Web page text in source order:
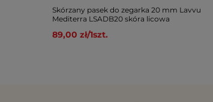
Skórzany pasek do zegarka 20 mm Lavvu
Mediterra LSADB20 skóra licowa
89,00 zł/1szt.